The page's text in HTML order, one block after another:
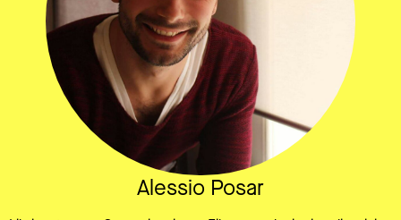
Alessio Posar